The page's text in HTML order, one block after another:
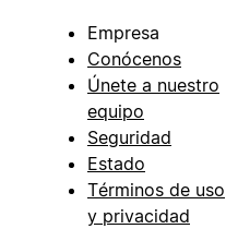
Empresa
Conócenos
Únete a nuestro
equipo
Seguridad
Estado
Términos de uso
y privacidad